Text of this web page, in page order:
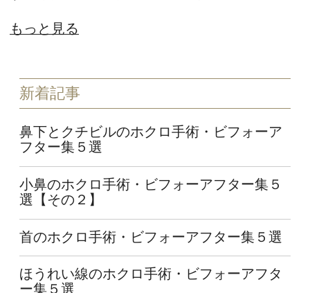
もっと見る
新着記事
鼻下とクチビルのホクロ手術・ビフォーア
フター集５選
小鼻のホクロ手術・ビフォーアフター集５
選【その２】
首のホクロ手術・ビフォーアフター集５選
ほうれい線のホクロ手術・ビフォーアフタ
ー集５選